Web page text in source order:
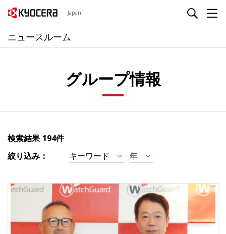
Japan
ニュースルーム
グループ情報
検索結果 194件
絞り込み：
キーワード 年